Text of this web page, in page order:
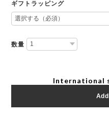
ギフトラッピング
数量
International